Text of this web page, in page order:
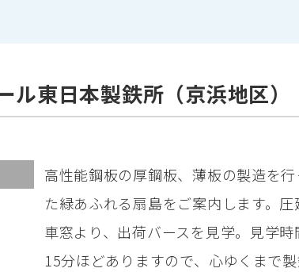
ル東日本製鉄所（京浜地区）
高性能鋼板の厚鋼板、薄板の製造を
た緑あふれる扇島をご案内します。
車窓より、出荷バースを見学。見学
15分ほどありますので、心ゆくまで